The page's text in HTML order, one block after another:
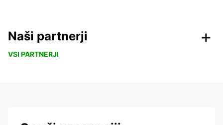
Naši partnerji
VSI PARTNERJI